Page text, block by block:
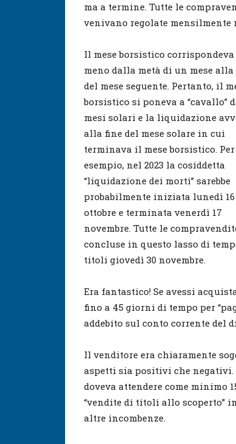
ma a termine. Tutte le
venivano regolate
Il mese borsistico
meno dalla metà di un mese alla
del mese seguente. Pertanto, il
borsistico si poneva a “cavallo”
mesi solari e la liquidazione
alla fine del mese solare in cui
terminava il mese borsistico. Per
esempio, nel 2023 la cosiddetta
“liquidazione dei morti” sarebbe
probabilmente iniziata lunedì 16
ottobre e terminata venerdì 17
novembre. Tutte le
concluse in questo lasso di
titoli giovedì 30 novembre.
Era fantastico! Se avessi
fino a 45 giorni di tempo per
addebito sul conto corrente del
Il venditore era chiaramente
aspetti sia positivi che
doveva attendere come minimo
“vendite di titoli allo scoperto”
altre incombenze.